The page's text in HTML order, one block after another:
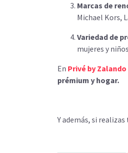
Marcas de
Michael Kors,
Variedad de
mujeres y
En Privé by Zalando
prémium y hogar.
Y además, si